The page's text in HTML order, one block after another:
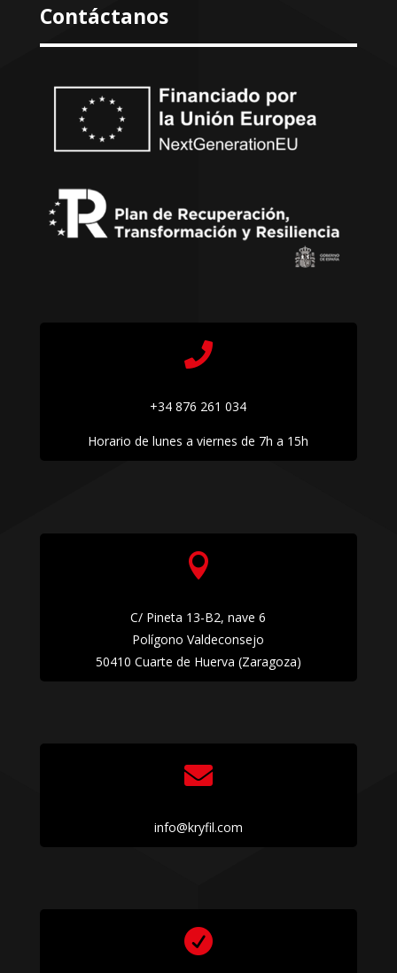
Contáctanos

+34 876 261 034
Horario de lunes a viernes de 7h a 15h

C/ Pineta 13-B2, nave 6
Polígono Valdeconsejo
50410 Cuarte de Huerva (Zaragoza)

info@kryfil.com
